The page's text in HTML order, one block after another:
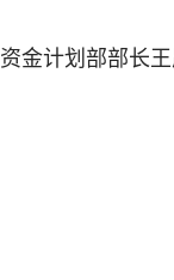
资金计划部部长